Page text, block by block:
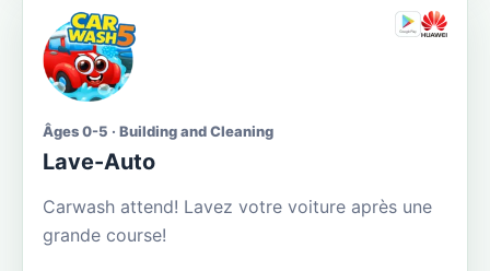
Âges 0-5 · Building and Cleaning
Lave-Auto
Carwash attend! Lavez votre voiture après une
grande course!